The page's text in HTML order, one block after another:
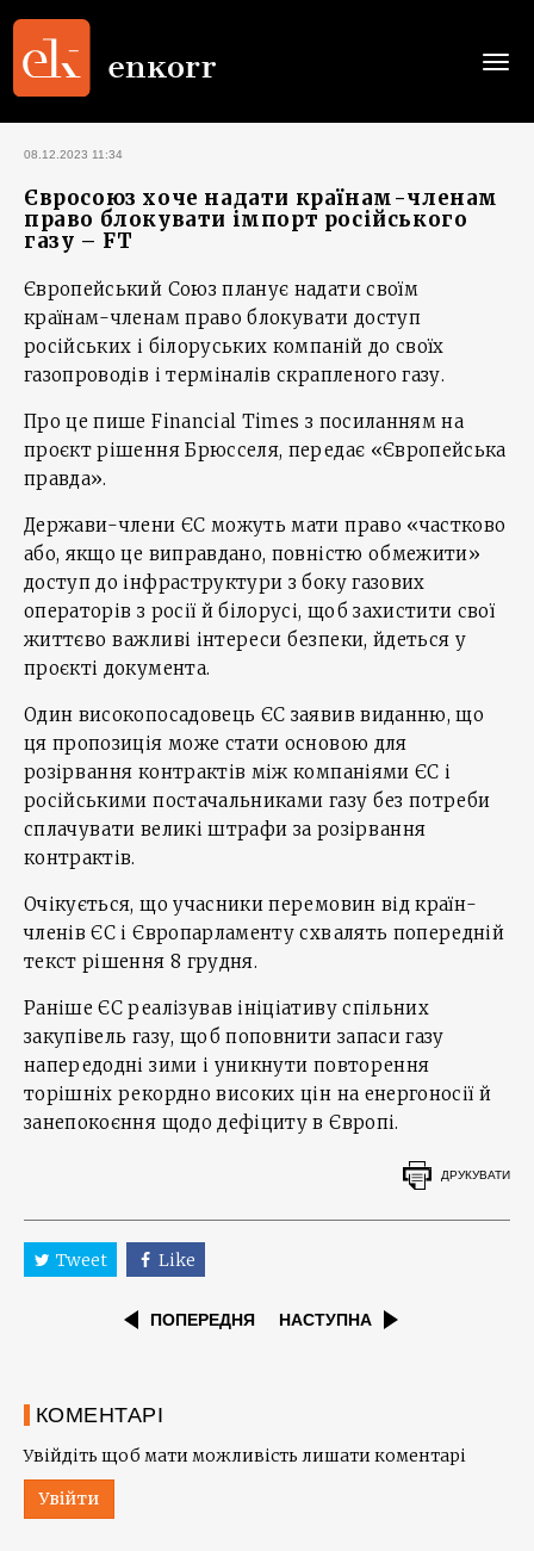
08.12.2023 11:34
Євросоюз хоче надати країнам-членам
право блокувати імпорт російського
газу – FT
Європейський Союз планує надати своїм
країнам-членам право блокувати доступ
російських і білоруських компаній до своїх
газопроводів і терміналів скрапленого газу.
Про це пише Financial Times з посиланням на
проєкт рішення Брюсселя, передає «Європейська
правда».
Держави-члени ЄС можуть мати право «частково
або, якщо це виправдано, повністю обмежити»
доступ до інфраструктури з боку газових
операторів з росії й білорусі, щоб захистити свої
життєво важливі інтереси безпеки, йдеться у
проєкті документа.
Один високопосадовець ЄС заявив виданню, що
ця пропозиція може стати основою для
розірвання контрактів між компаніями ЄС і
російськими постачальниками газу без потреби
сплачувати великі штрафи за розірвання
контрактів.
Очікується, що учасники перемовин від країн-
членів ЄС і Європарламенту схвалять попередній
текст рішення 8 грудня.
Раніше ЄС реалізував ініціативу спільних
закупівель газу, щоб поповнити запаси газу
напередодні зими і уникнути повторення
торішніх рекордно високих цін на енергоносії й
занепокоєння щодо дефіциту в Європі.
ДРУКУВАТИ
Tweet Like
ПОПЕРЕДНЯ НАСТУПНА
КОМЕНТАРІ
Увійдіть щоб мати можливість лишати коментарі
Увійти